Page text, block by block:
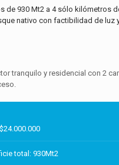
de 930 Mt2 a 4 sólo kilómetros
nativo con factibilidad de luz
tranquilo y residencial con 2
total: 930Mt2